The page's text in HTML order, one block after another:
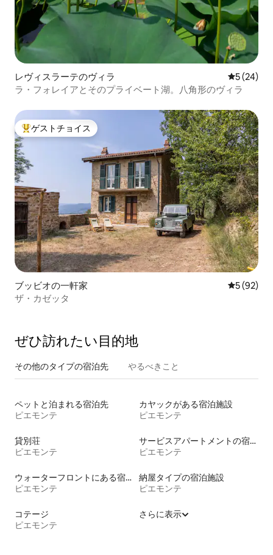
レヴィスラーテのヴィラ レビュー
5 (24)
ラ・フォレイアとそのプライベート湖。八角形のヴィラ
大好評のゲストチョイスです。
ゲストチョイス
ブッビオの一軒家 レビュー
5 (92)
ザ・カゼッタ
ぜひ訪⁠れ⁠た⁠い目⁠的⁠地
その他のタ⁠イ⁠プ⁠の宿⁠泊⁠先 やるべきこと
ペットと泊まれる宿泊先
ピエモンテ
カヤックがある宿泊施設
ピエモンテ
貸別荘
ピエモンテ
サービスアパートメントの宿泊施設
ピエモンテ
ウォーターフロントにある宿泊施設
ピエモンテ
納屋タイプの宿泊施設
ピエモンテ
コテージ
ピエモンテ
さらに表示